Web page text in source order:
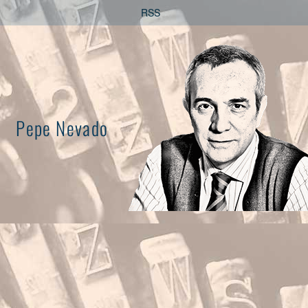
Saltar
al
contenido
RSS
Pepe Nevado